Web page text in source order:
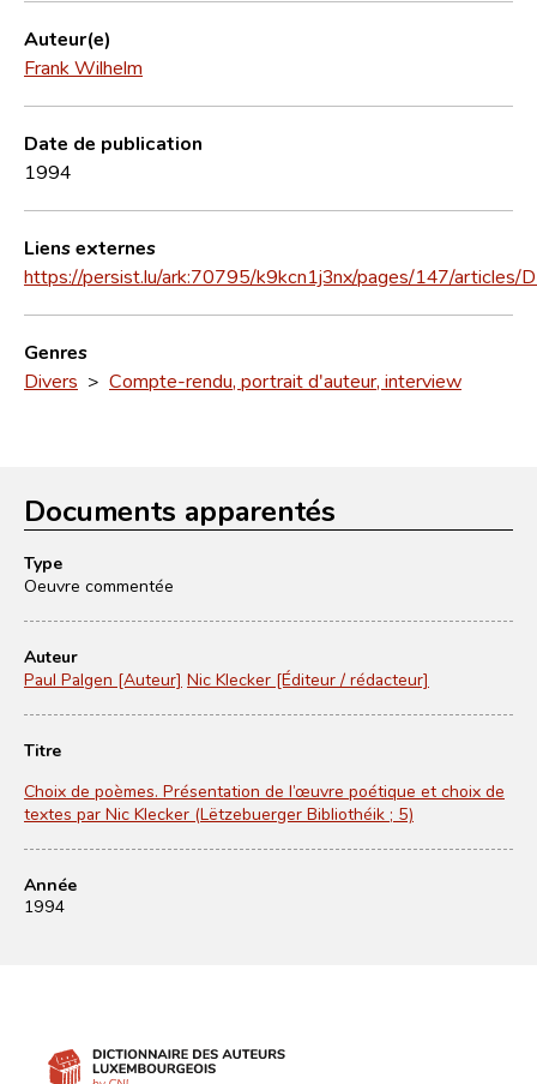
Auteur(e)
Frank Wilhelm
Date de publication
1994
Liens externes
https://persist.lu/ark:70795/k9kcn1j3nx/pages/147/articles/
Genres
Divers > Compte-rendu, portrait d'auteur, interview
Documents apparentés
Type
Oeuvre commentée
Auteur
Paul Palgen [Auteur] Nic Klecker [Éditeur / rédacteur]
Titre
Choix de poèmes. Présentation de l’œuvre poétique et choix de
textes par Nic Klecker (Lëtzebuerger Bibliothéik ; 5)
Année
1994